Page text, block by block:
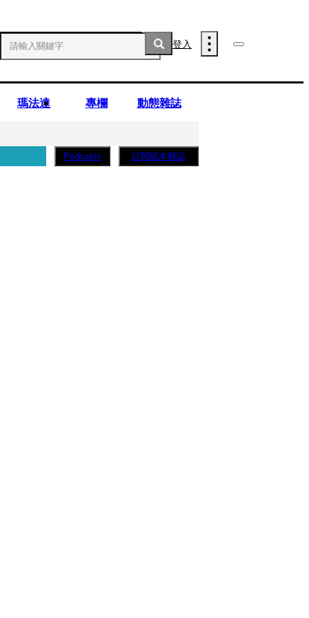
登入
瑪法達 專欄 動態雜誌
Podcasts 訂閱紙本雜誌